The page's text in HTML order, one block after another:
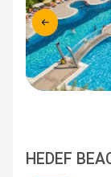
HEDEF